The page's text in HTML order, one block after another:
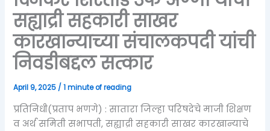
सह्याद्री सहकारी साखर
कारखान्याच्या संचालकपदी यांची
निवडीबद्दल सत्कार
April 9, 2025 /1 minute of reading
प्रतिनिधी(प्रताप भणगे) : सातारा जिल्हा परिषदेचे माजी शिक्षण
व अर्थ समिती सभापती, सह्याद्री सहकारी साखर कारखान्याचे